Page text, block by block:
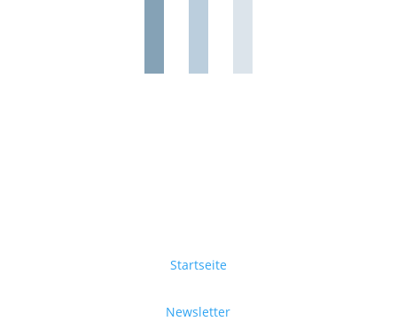
Startseite
Newsletter